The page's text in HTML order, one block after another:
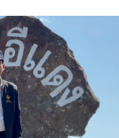
เนินการตามกม.